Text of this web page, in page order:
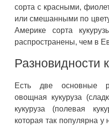
сорта с красными,
или смешанными по
Америке сорта
распространены, чем в
Разновидности
Есть две основные
овощная кукуруза
кукуруза (полевая
которая так популярна